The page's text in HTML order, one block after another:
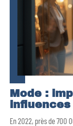
Mode :
En 2022, près de 700